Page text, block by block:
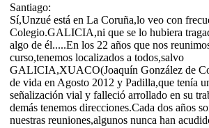
Santiago:
Sí,Unzué está en La Coruña,lo veo con
Colegio.GALICIA,ni que se lo hubiera
algo de él.....En los 22 años que nos
curso,tenemos localizados a todos,salvo
GALICIA,XUACO(Joaquín González de
de vida en Agosto 2012 y Padilla,que tenía
señalización vial y falleció arrollado en su
demás tenemos direcciones.Cada dos años
nuestras reuniones,algunos nunca han